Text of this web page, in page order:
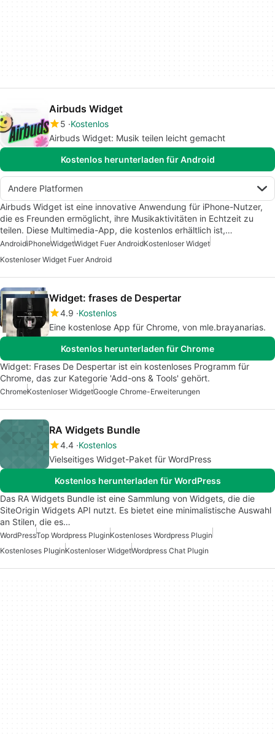
Airbuds Widget
5 Kostenlos
Airbuds Widget: Musik teilen leicht gemacht
Kostenlos herunterladen für Android
Andere Platformen
Airbuds Widget ist eine innovative Anwendung für iPhone-Nutzer,
die es Freunden ermöglicht, ihre Musikaktivitäten in Echtzeit zu
teilen. Diese Multimedia-App, die kostenlos erhältlich ist,…
AndroidiPhoneWidgetWidget Fuer AndroidKostenloser Widget
Kostenloser Widget Fuer Android
Widget: frases de Despertar
4.9 Kostenlos
Eine kostenlose App für Chrome, von mle.brayanarias.
Kostenlos herunterladen für Chrome
Widget: Frases De Despertar ist ein kostenloses Programm für
Chrome, das zur Kategorie 'Add-ons & Tools' gehört.
ChromeKostenloser WidgetGoogle Chrome-Erweiterungen
RA Widgets Bundle
4.4 Kostenlos
Vielseitiges Widget-Paket für WordPress
Kostenlos herunterladen für WordPress
Das RA Widgets Bundle ist eine Sammlung von Widgets, die die
SiteOrigin Widgets API nutzt. Es bietet eine minimalistische Auswahl
an Stilen, die es…
WordPressTop Wordpress PluginKostenloses Wordpress Plugin
Kostenloses PluginKostenloser WidgetWordpress Chat Plugin